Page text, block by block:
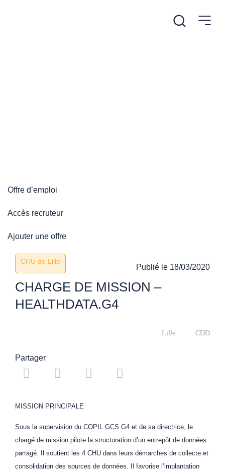
Offre d’emploi
Accès recruteur
Ajouter une offre
CHU de Lille
Publié le 18/03/2020
CHARGE DE MISSION –
HEALTHDATA.G4
Lille CDD
Partager
MISSION PRINCIPALE
Sous la supervision du COPIL GCS G4 et de sa directrice, le
chargé de mission pilote la structuration d’un entrepôt de données
partagé. Il soutient les 4 CHU dans leurs démarches de collecte et
consolidation des sources de données. Il favorise l’implantation